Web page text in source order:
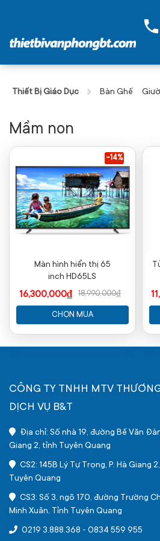
Thiết Bị Giáo Dục Bàn Ghế
Mầm non
Màn hình hiển thị 65
inch HD65LS
16,300,000₫ 18,990,000₫
-14%
CHỌN MUA
CÔNG TY TNHH MTV
DỊCH VỤ B&T
Địa chỉ: Số nhà 19, đường Bế Văn
Giang 2, tỉnh Tuyên Quang
CS2: 145B Lý Tự Trọng, P. Hà Giang
Tuyên Quang
CS3: Số 3, ngõ 170, đường Trường
Minh Xuân, Tỉnh Tuyên Quang
0219 3.888.368 - 0834 559 955